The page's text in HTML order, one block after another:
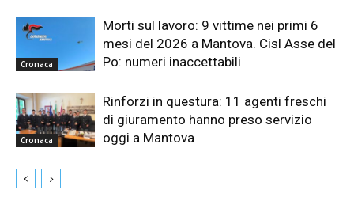
Cronaca
Morti sul lavoro: 9 vittime nei primi 6
mesi del 2026 a Mantova. Cisl Asse del
Po: numeri inaccettabili
Cronaca
Rinforzi in questura: 11 agenti freschi
di giuramento hanno preso servizio
oggi a Mantova